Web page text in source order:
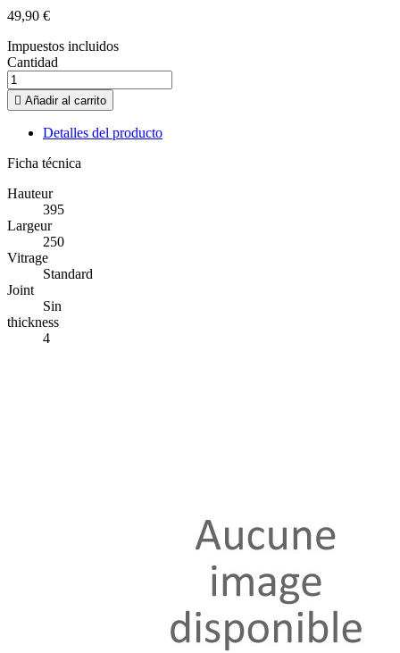
49,90 €
Impuestos incluidos
Cantidad
 Añadir al carrito
Detalles del producto
Ficha técnica
Hauteur
395
Largeur
250
Vitrage
Standard
Joint
Sin
thickness
4